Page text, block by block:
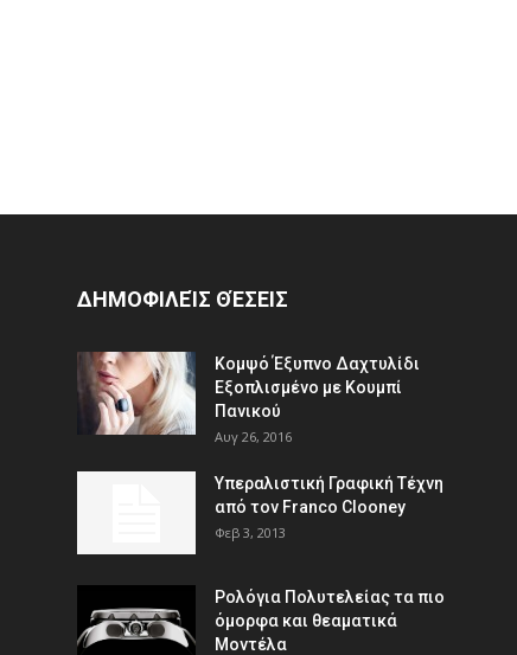
ΔΗΜΟΦΙΛΕΊΣ ΘΈΣΕΙΣ
Κομψό Έξυπνο Δαχτυλίδι
Εξοπλισμένο με Κουμπί
Πανικού
Αυγ 26, 2016
Υπεραλιστική Γραφική Τέχνη
από τον Franco Clooney
Φεβ 3, 2013
Ρολόγια Πολυτελείας τα πιο
όμορφα και θεαματικά
Μοντέλα